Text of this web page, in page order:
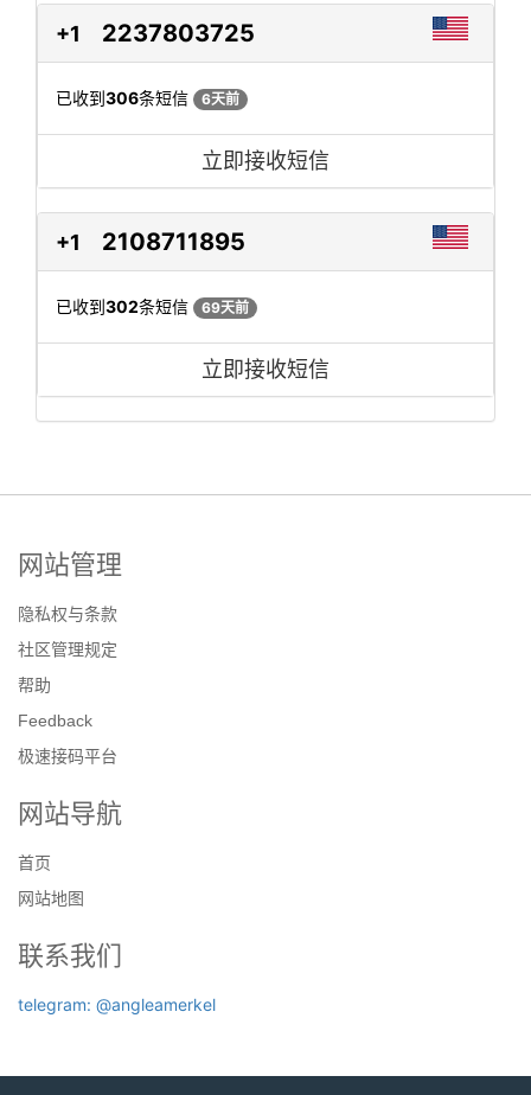
+1 2237803725
已收到306条短信 6天前
立即接收短信
+1 2108711895
已收到302条短信 69天前
立即接收短信
网站管理
隐私权与条款
社区管理规定
帮助
Feedback
极速接码平台
网站导航
首页
网站地图
联系我们
telegram: @angleamerkel